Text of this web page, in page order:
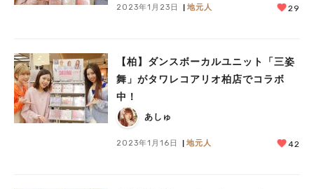
2023年1月23日 地元人 29
【柏】ダンスボーカルユニット「三姿
舞」がタワレコアリオ柏店でコラボ
中！
あしゅ
2023年1月16日 地元人 42